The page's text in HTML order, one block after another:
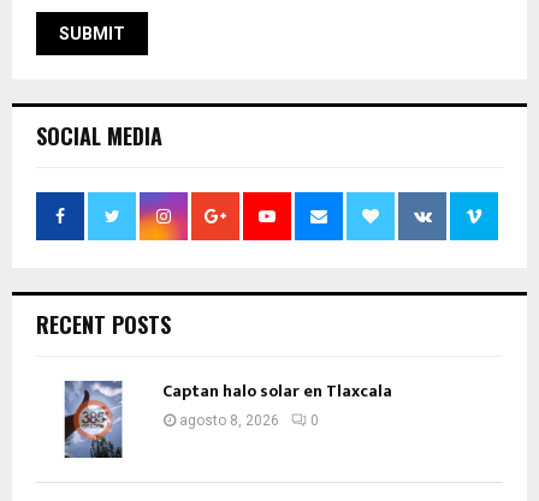
SOCIAL MEDIA
RECENT POSTS
Captan halo solar en Tlaxcala
agosto 8, 2026 0